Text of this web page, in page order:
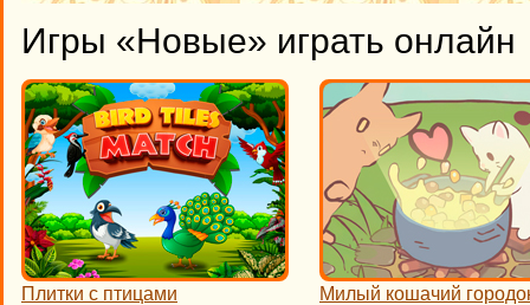
Игры «Новые» играть онлайн
Плитки с птицами Милый кошачий